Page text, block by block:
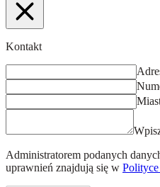
Kontakt
Administratorem podanych
uprawnień znajdują się w